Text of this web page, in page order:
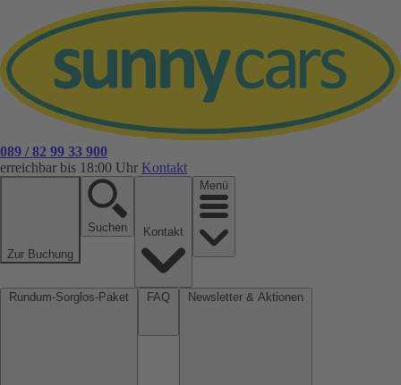
089 / 82 99 33 900
erreichbar bis 18:00 Uhr Kontakt
Zur Buchung
Suchen
Menü